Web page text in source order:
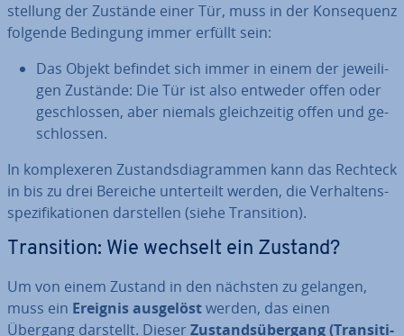
stel­lung der Zustände einer Tür, muss in der Kon­se­quenz
folgende Bedingung immer erfüllt sein:
Das Objekt befindet sich immer in einem der je­wei­li­
gen Zustände: Die Tür ist also entweder offen oder
ge­schlos­sen, aber niemals gleich­zei­tig offen und ge­
schlos­sen.
In kom­ple­xe­ren Zu­stands­dia­gram­men kann das Rechteck
in bis zu drei Bereiche un­ter­teilt werden, die Ver­hal­tens­
spe­zi­fi­ka­tio­nen dar­stel­len (siehe Tran­si­ti­on).
Tran­si­ti­on: Wie wechselt ein Zustand?
Um von einem Zustand in den nächsten zu gelangen,
muss ein Ereignis ausgelöstwerden, das einen
Übergang darstellt. Dieser Zu­stands­über­gang (Tran­si­ti­